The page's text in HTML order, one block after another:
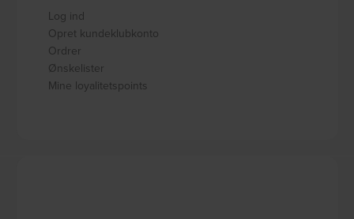
Log ind
Opret kundeklubkonto
Ordrer
Ønskelister
Mine loyalitetspoints